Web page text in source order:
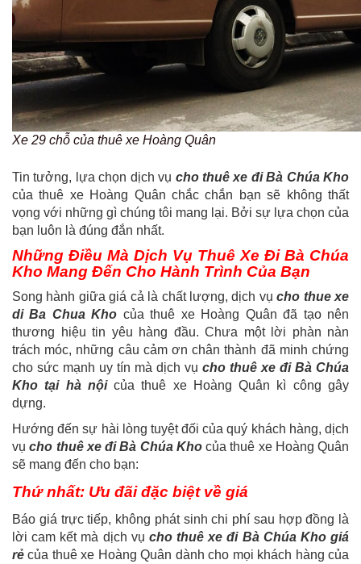
Xe 29 chỗ của thuê xe Hoàng Quân
Tin tưởng, lựa chọn dịch vụ cho thuê xe đi Bà Chúa Kho
của thuê xe Hoàng Quân chắc chắn bạn sẽ không thất
vọng với những gì chúng tôi mang lại. Bởi sự lựa chọn của
bạn luôn là đúng đắn nhất.
Những Điều Mà Dịch Vụ Thuê Xe Đi Bà Chúa
Kho Mang Đến Cho Hành Trình Của Bạn
Song hành giữa giá cả là chất lượng, dịch vụ cho thue xe
di Ba Chua Kho của thuê xe Hoàng Quân đã tạo nên
thương hiệu tin yêu hàng đầu. Chưa một lời phàn nàn
trách móc, những câu cảm ơn chân thành đã minh chứng
cho sức mạnh uy tín mà dịch vụ cho thuê xe đi Bà Chúa
Kho tại hà nộicủa thuê xe Hoàng Quân kì công gây
dựng.
Hướng đến sự hài lòng tuyệt đối của quý khách hàng, dịch
vụcho thuê xe đi Bà Chúa Khocủa thuê xe Hoàng Quân
sẽ mang đến cho bạn:
Thứ nhất: Ưu đãi đặc biệt về giá
Báo giá trực tiếp, không phát sinh chi phí sau hợp đồng là
lời cam kết mà dịch vụ cho thuê xe đi Bà Chúa Kho giá
rẻ của thuê xe Hoàng Quân dành cho mọi khách hàng của